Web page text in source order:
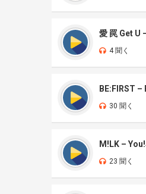
愛 罠 Get U
4 聞く
BE:FIRST –
30 聞く
M!LK –
23 聞く